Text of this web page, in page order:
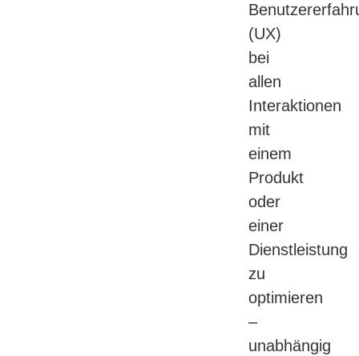
(UX)
bei
allen
Interaktionen
mit
einem
Produkt
oder
einer
Dienstleistung
zu
optimieren
–
unabhängig